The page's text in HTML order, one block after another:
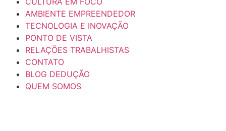
AMBIENTE EMPREENDEDOR
TECNOLOGIA E INOVAÇÃO
PONTO DE VISTA
RELAÇÕES TRABALHISTAS
CONTATO
BLOG DEDUÇÃO
QUEM SOMOS